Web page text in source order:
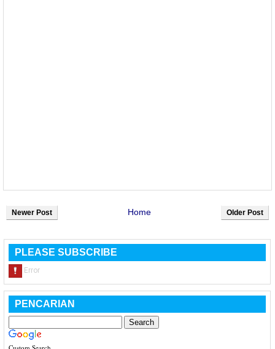
Newer Post Older Post
Home
PLEASE SUBSCRIBE
PENCARIAN